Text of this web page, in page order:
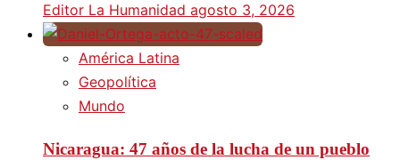
Editor La Humanidad agosto 3, 2026
América Latina
Geopolítica
Mundo
Nicaragua: 47 años de la lucha de un pueblo